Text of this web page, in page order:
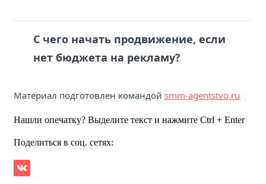
С чего начать продвижение, если
нет бюджета на рекламу?
Материал подготовлен командой smm-agentstvo.ru
Нашли опечатку? Выделите текст и нажмите Ctrl + Enter
Поделиться в соц. сетях: